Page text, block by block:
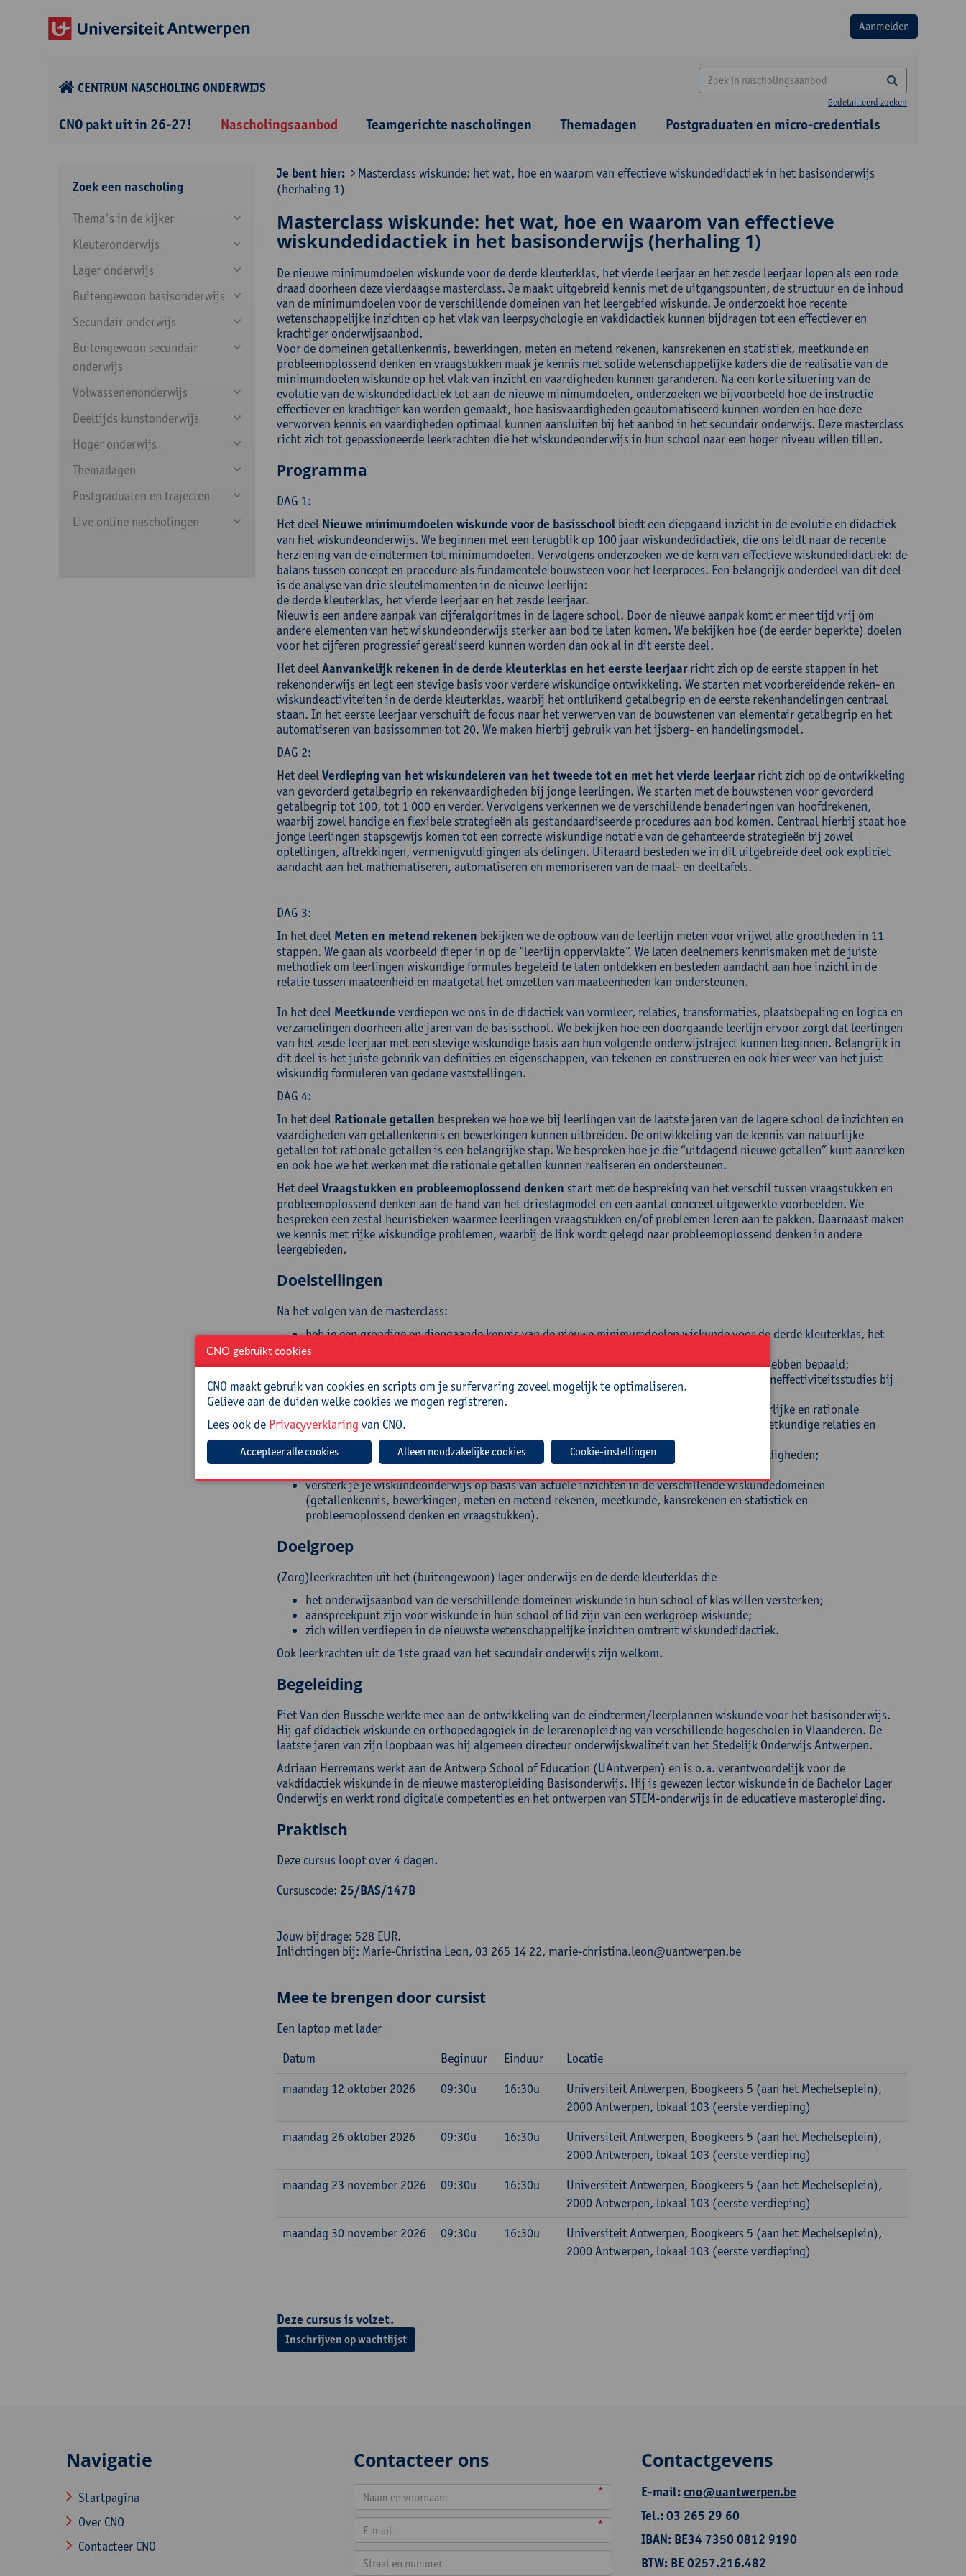
CENTRUM NASCHOLING ONDERWIJS
Gedetailleerd zoeken
CNO pakt uit in 26-27! Nascholingsaanbod Teamgerichte nascholingen Themadagen Postgraduaten en micro-credentials
Zoek een nascholing
Thema's in de kijker
Kleuteronderwijs
Lager onderwijs
Buitengewoon basisonderwijs
Secundair onderwijs
Buitengewoon secundair
onderwijs
Volwassenenonderwijs
Deeltijds kunstonderwijs
Hoger onderwijs
Themadagen
Postgraduaten en trajecten
Live online nascholingen
Je bent hier:
Masterclass wiskunde: het wat, hoe en waarom van effectieve wiskundedidactiek in het basisonderwijs
(herhaling 1)
Masterclass wiskunde: het wat, hoe en waarom van effectieve
wiskundedidactiek in het basisonderwijs (herhaling 1)
De nieuwe minimumdoelen wiskunde voor de derde kleuterklas, het vierde leerjaar en het zesde leerjaar lopen als een rode
draad doorheen deze vierdaagse masterclass. Je maakt uitgebreid kennis met de uitgangspunten, de structuur en de inhoud
van de minimumdoelen voor de verschillende domeinen van het leergebied wiskunde. Je onderzoekt hoe recente
wetenschappelijke inzichten op het vlak van leerpsychologie en vakdidactiek kunnen bijdragen tot een effectiever en
krachtiger onderwijsaanbod.
Voor de domeinen getallenkennis, bewerkingen, meten en metend rekenen, kansrekenen en statistiek, meetkunde en
probleemoplossend denken en vraagstukken maak je kennis met solide wetenschappelijke kaders die de realisatie van de
minimumdoelen wiskunde op het vlak van inzicht en vaardigheden kunnen garanderen. Na een korte situering van de
evolutie van de wiskundedidactiek tot aan de nieuwe minimumdoelen, onderzoeken we bijvoorbeeld hoe de instructie
effectiever en krachtiger kan worden gemaakt, hoe basisvaardigheden geautomatiseerd kunnen worden en hoe deze
verworven kennis en vaardigheden optimaal kunnen aansluiten bij het aanbod in het secundair onderwijs. Deze masterclass
richt zich tot gepassioneerde leerkrachten die het wiskundeonderwijs in hun school naar een hoger niveau willen tillen.
Programma
DAG 1:
Het deel Nieuwe minimumdoelen wiskunde voor de basisschoolbiedt een diepgaand inzicht in de evolutie en didactiek
van het wiskundeonderwijs. We beginnen met een terugblik op 100 jaar wiskundedidactiek, die ons leidt naar de recente
herziening van de eindtermen tot minimumdoelen. Vervolgens onderzoeken we de kern van effectieve wiskundedidactiek: de
balans tussen concept en procedure als fundamentele bouwsteen voor het leerproces. Een belangrijk onderdeel van dit deel
is de analyse van drie sleutelmomenten in de nieuwe leerlijn:
de derde kleuterklas, het vierde leerjaar en het zesde leerjaar.
Nieuw is een andere aanpak van cijferalgoritmes in de lagere school. Door de nieuwe aanpak komt er meer tijd vrij om
andere elementen van het wiskundeonderwijs sterker aan bod te laten komen. We bekijken hoe (de eerder beperkte) doelen
voor het cijferen progressief gerealiseerd kunnen worden dan ook al in dit eerste deel.
Het deelAanvankelijk rekenen in de derde kleuterklas en het eerste leerjaarricht zich op de eerste stappen in het
rekenonderwijs en legt een stevige basis voor verdere wiskundige ontwikkeling. We starten met voorbereidende reken- en
wiskundeactiviteiten in de derde kleuterklas, waarbij het ontluikend getalbegrip en de eerste rekenhandelingen centraal
staan. In het eerste leerjaar verschuift de focus naar het verwerven van de bouwstenen van elementair getalbegrip en het
automatiseren van basissommen tot 20. We maken hierbij gebruik van het ijsberg- en handelingsmodel.
DAG 2:
Het deelVerdieping van het wiskundeleren van het tweede tot en met het vierde leerjaarricht zich op de ontwikkeling
van gevorderd getalbegrip en rekenvaardigheden bij jonge leerlingen. We starten met de bouwstenen voor gevorderd
getalbegrip tot 100, tot 1 000 en verder. Vervolgens verkennen we de verschillende benaderingen van hoofdrekenen,
waarbij zowel handige en flexibele strategieën als gestandaardiseerde procedures aan bod komen. Centraal hierbij staat hoe
jonge leerlingen stapsgewijs komen tot een correcte wiskundige notatie van de gehanteerde strategieën bij zowel
optellingen, aftrekkingen, vermenigvuldigingen als delingen. Uiteraard besteden we in dit uitgebreide deel ook expliciet
aandacht aan het mathematiseren, automatiseren en memoriseren van de maal- en deeltafels.
DAG 3:
In het deel Meten en metend rekenen bekijken we de opbouw van de leerlijn meten voor vrijwel alle grootheden in 11
stappen. We gaan als voorbeeld dieper in op de “leerlijn oppervlakte”. We laten deelnemers kennismaken met de juiste
methodiek om leerlingen wiskundige formules begeleid te laten ontdekken en besteden aandacht aan hoe inzicht in de
relatie tussen maateenheid en maatgetal het omzetten van maateenheden kan ondersteunen.
In het deel Meetkunde verdiepen we ons in de didactiek van vormleer, relaties, transformaties, plaatsbepaling en logica en
verzamelingen doorheen alle jaren van de basisschool. We bekijken hoe een doorgaande leerlijn ervoor zorgt dat leerlingen
van het zesde leerjaar met een stevige wiskundige basis aan hun volgende onderwijstraject kunnen beginnen. Belangrijk in
dit deel is het juiste gebruik van definities en eigenschappen, van tekenen en construeren en ook hier weer van het juist
wiskundig formuleren van gedane vaststellingen.
DAG 4:
In het deel Rationale getallen bespreken we hoe we bij leerlingen van de laatste jaren van de lagere school de inzichten en
vaardigheden van getallenkennis en bewerkingen kunnen uitbreiden. De ontwikkeling van de kennis van natuurlijke
getallen tot rationale getallen is een belangrijke stap. We bespreken hoe je die “uitdagend nieuwe getallen” kunt aanreiken
en ook hoe we het werken met die rationale getallen kunnen realiseren en ondersteunen.
Het deelVraagstukken en probleemoplossend denken start met de bespreking van het verschil tussen vraagstukken en
probleemoplossend denken aan de hand van het drieslagmodel en een aantal concreet uitgewerkte voorbeelden. We
bespreken een zestal heuristieken waarmee leerlingen vraagstukken en/of problemen leren aan te pakken. Daarnaast maken
we kennis met rijke wiskundige problemen, waarbij de link wordt gelegd naar probleemoplossend denken in andere
leergebieden.
Doelstellingen
Na het volgen van de masterclass:
heb je een grondige en diepgaande kennis van de nieuwe minimumdoelen wiskunde voor de derde kleuterklas, het
vierde leerjaar en het zesde leerjaar;
onderscheid je de verschillende stromingen die het wiskundeonderwijs de afgelopen jaren hebben bepaald;
illustreer je met enkele voorbeelden de bevindingen uit de cognitieve psychologie en lerareneffectiviteitsstudies bij
het vormgeven van kwaliteitsvol wiskundeonderwijs;
beschrijf je de kernelementen bij het ontwikkelen van inzicht in o.a. de structuur van natuurlijke en rationale
getallen, de eigenschappen van bewerkingen, maat, eenheid en maatgetal, elementaire meetkundige relaties en
wiskundige contexten;
beschrijf je de kernelementen bij het ontwikkelen van rekenstrategieën, procedures en vaardigheden;
versterk je je wiskundeonderwijs op basis van actuele inzichten in de verschillende wiskundedomeinen
(getallenkennis, bewerkingen, meten en metend rekenen, meetkunde, kansrekenen en statistiek en
probleemoplossend denken en vraagstukken).
Doelgroep
(Zorg)leerkrachten uit het (buitengewoon) lager onderwijs en de derde kleuterklas die
het onderwijsaanbod van de verschillende domeinen wiskunde in hun school of klas willen versterken;
aanspreekpunt zijn voor wiskunde in hun school of lid zijn van een werkgroep wiskunde;
zich willen verdiepen in de nieuwste wetenschappelijke inzichten omtrent wiskundedidactiek.
Ook leerkrachten uit de 1ste graad van het secundair onderwijs zijn welkom.
Begeleiding
Piet Van den Bussche werkte mee aan de ontwikkeling van de eindtermen/leerplannen wiskunde voor het basisonderwijs.
Hij gaf didactiek wiskunde en orthopedagogiek in de lerarenopleiding van verschillende hogescholen in Vlaanderen. De
laatste jaren van zijn loopbaan was hij algemeen directeur onderwijskwaliteit van het Stedelijk Onderwijs Antwerpen.
Adriaan Herremans werkt aan de Antwerp School of Education (UAntwerpen) en is o.a. verantwoordelijk voor de
vakdidactiek wiskunde in de nieuwe masteropleiding Basisonderwijs. Hij is gewezen lector wiskunde in de Bachelor Lager
Onderwijs en werkt rond digitale competenties en het ontwerpen van STEM-onderwijs in de educatieve masteropleiding.
Praktisch
Deze cursus loopt over 4 dagen.
Cursuscode: 25/BAS/147B
Jouw bijdrage: 528 EUR.
Inlichtingen bij: Marie-Christina Leon, 03 265 14 22, marie-christina.leon@uantwerpen.be
Mee te brengen door cursist
Een laptop met lader
Datum
Beginuur Einduur
Locatie
maandag 12 oktober 2026
09:30u 16:30u
Universiteit Antwerpen, Boogkeers 5 (aan het Mechelseplein),
2000 Antwerpen, lokaal 103 (eerste verdieping)
maandag 26 oktober 2026
09:30u 16:30u
Universiteit Antwerpen, Boogkeers 5 (aan het Mechelseplein),
2000 Antwerpen, lokaal 103 (eerste verdieping)
maandag 23 november 2026
09:30u 16:30u
Universiteit Antwerpen, Boogkeers 5 (aan het Mechelseplein),
2000 Antwerpen, lokaal 103 (eerste verdieping)
maandag 30 november 2026
09:30u 16:30u
Universiteit Antwerpen, Boogkeers 5 (aan het Mechelseplein),
2000 Antwerpen, lokaal 103 (eerste verdieping)
Deze cursus is volzet.
Inschrijven op wachtlijst
Navigatie
Startpagina
Over CNO
Contacteer CNO
Contacteer ons
*
*
Contactgevens
E-mail:cno@uantwerpen.be
Tel.: 03 265 29 60
IBAN: BE34 7350 0812 9190
BTW: BE 0257.216.482
CNO gebruikt cookies
CNO maakt gebruik van cookies en scripts om je surfervaring zoveel mogelijk te optimaliseren.
Gelieve aan de duiden welke cookies we mogen registreren.
Lees ook de Privacyverklaring van CNO.
Cookie-instellingen